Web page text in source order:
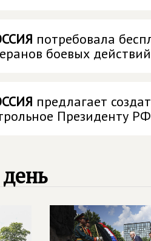
потребовала
боевых действий
предлагает
Президенту РФ